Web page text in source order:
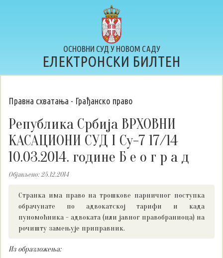
ОСНОВНИ СУД У НОВОМ САДУ
ЕЛЕКТРОНСКИ БИЛТЕН
Правна схватања - Грађанско право
Република Србија ВРХОВНИ
КАСАЦИОНИ СУД I Су-7 17/14
10.03.2014. године Б е о г р а д
Објављено: 25.12.2014
Странка има право на трошкове парничног поступка
обрачунате по адвокатској тарифи и када
пуномоћника - адвоката (или јавног правобраниоца) на
рочишту замењује приправник.
Из образложења: